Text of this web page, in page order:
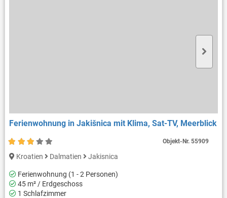
Ferienwohnung in Jakišnica mit Klima, Sat-TV, Meerblick
Kroatien Dalmatien Jakisnica
Ferienwohnung (1 - 2 Personen)
45 m² / Erdgeschoss
1 Schlafzimmer
Objekt-Nr.55909